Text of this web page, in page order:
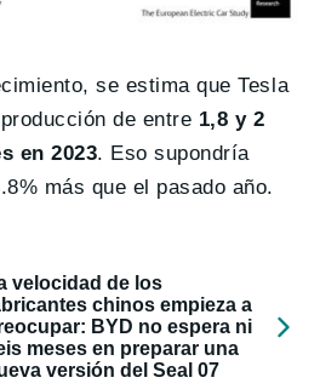
se estima que Tesla
de entre 1,8 y 2
en 2023. Eso supondría
más que el pasado año.
velocidad de los
chinos empieza a
BYD no espera ni
meses en preparar una
versión del Seal 07